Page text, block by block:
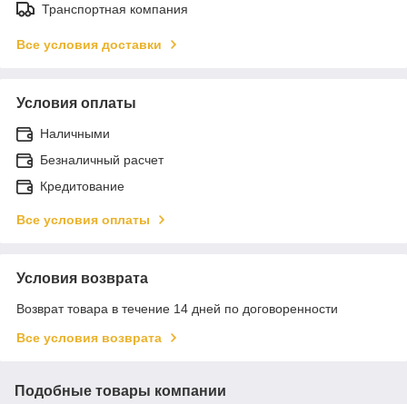
Транспортная компания
Все условия доставки
Условия оплаты
Наличными
Безналичный расчет
Кредитование
Все условия оплаты
Условия возврата
Возврат товара в течение 14 дней по договоренности
Все условия возврата
Подобные товары компании